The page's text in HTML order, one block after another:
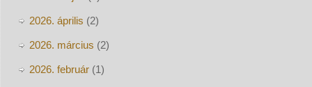
2026. április (2)
2026. március (2)
2026. február(1)